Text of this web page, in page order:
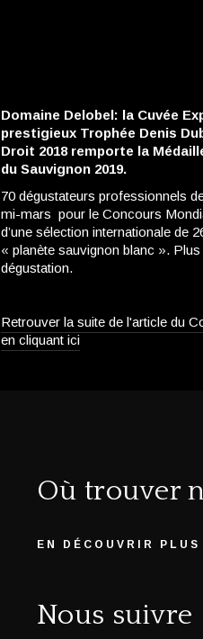
Domaine Delobel: la Cuvée
prestigieux Trophée Denis
Droit 2018 remporte la
du Sauvignon 2019.
70 dégustateurs professionnels
mi-mars pour le Concours
d’une sélection internationale de
« planète sauvignon blanc ».
dégustation.
Retrouver la suite de l'article du
en cliquant ici
Où trouver
EN DÉCOUVRIR PLUS
Nous suivre